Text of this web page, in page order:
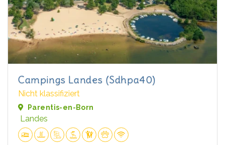
Campings Landes (Sdhpa40)
Nicht klassifiziert
Parentis-en-Born
Landes